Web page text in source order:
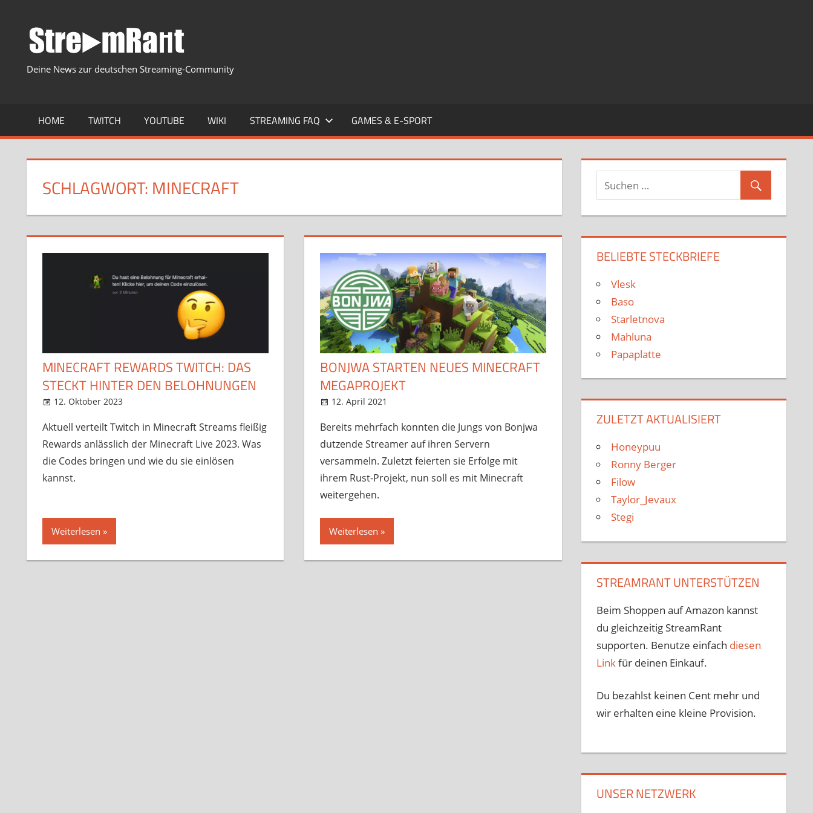
springen
Deine News zur deutschen Streaming-Community
HOME TWITCH YOUTUBE WIKI STREAMING FAQ GAMES & E-SPORT
SCHLAGWORT: MINECRAFT
MINECRAFT REWARDS TWITCH: DAS
STECKT HINTER DEN BELOHNUNGEN
12. Oktober 2023
Aktuell verteilt Twitch in Minecraft Streams fleißig
Rewards anlässlich der Minecraft Live 2023. Was
die Codes bringen und wie du sie einlösen
kannst.
Weiterlesen
BONJWA STARTEN NEUES MINECRAFT
MEGAPROJEKT
12. April 2021
Bereits mehrfach konnten die Jungs von Bonjwa
dutzende Streamer auf ihren Servern
versammeln. Zuletzt feierten sie Erfolge mit
ihrem Rust-Projekt, nun soll es mit Minecraft
weitergehen.
Weiterlesen
BELIEBTE STECKBRIEFE
Vlesk
Baso
Starletnova
Mahluna
Papaplatte
ZULETZT AKTUALISIERT
Honeypuu
Ronny Berger
Filow
Taylor_Jevaux
Stegi
STREAMRANT UNTERSTÜTZEN
Beim Shoppen auf Amazon kannst
du gleichzeitig StreamRant
supporten. Benutze einfach diesen
Linkfür deinen Einkauf.
Du bezahlst keinen Cent mehr und
wir erhalten eine kleine Provision.
UNSER NETZWERK